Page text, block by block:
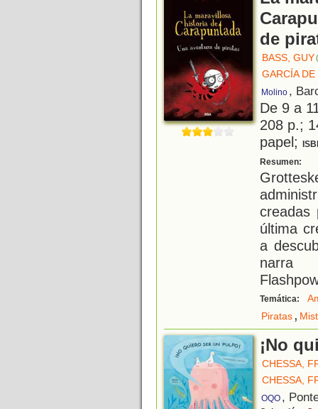
de
BASS, GUY
GARCÍA
Molino ,
De 9 a
208 p.;
papel;
Resumen:
creadas
última
a
narra
Temática:
Piratas,
¡No
CHESSA,
CHESSA,
OQO ,